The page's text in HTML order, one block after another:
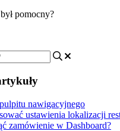
pomocny?
nawigacyjnego
ustawienia lokalizacji
zamówienie w Dashboard?